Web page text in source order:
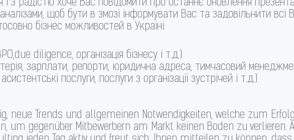
з радістю хоче Вас повідомити про останнє оновлення
щоб бути в змозі інформувати Вас та задовільнити
бізнес можливостей в Україні:
diligence, організація бізнесу і т.д.)
зарплати, репорти, юридична адреса, тимчасовий
послуги, послуги з організації зустрічей і т.д.)
neue Trends und allgemeinen Notwendigkeiten, welche zum
um gegenüber Mitbewerbern am Markt keinen Boden zu verlieren.